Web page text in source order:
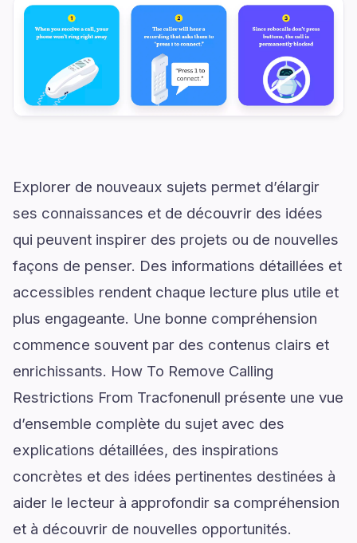
Explorer de nouveaux sujets permet d’élargir
ses connaissances et de découvrir des idées
qui peuvent inspirer des projets ou de nouvelles
façons de penser. Des informations détaillées et
accessibles rendent chaque lecture plus utile et
plus engageante. Une bonne compréhension
commence souvent par des contenus clairs et
enrichissants. How To Remove Calling
Restrictions From Tracfonenull présente une vue
d’ensemble complète du sujet avec des
explications détaillées, des inspirations
concrètes et des idées pertinentes destinées à
aider le lecteur à approfondir sa compréhension
et à découvrir de nouvelles opportunités.